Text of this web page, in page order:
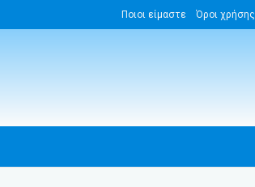
Ποιοι είμαστε Όροι χρήσης